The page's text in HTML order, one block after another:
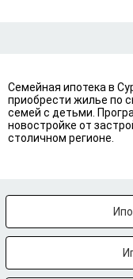
Семейная ипотека в
приобрести жилье по
семей с детьми.
новостройке от
столичном регионе.